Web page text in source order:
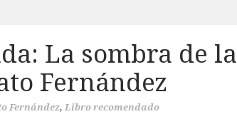
La sombra de la
Fernández
Fernández, Libro recomendado